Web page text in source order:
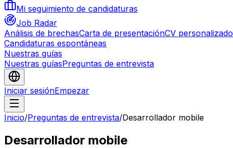
Mi seguimiento de candidaturas
Job Radar
Análisis de brechasCarta de presentaciónCV personalizado
Candidaturas espontáneas
Nuestras guías
Nuestras guíasPreguntas de entrevista
Iniciar sesiónEmpezar
Inicio/Preguntas de entrevista/Desarrollador mobile
Desarrollador mobile